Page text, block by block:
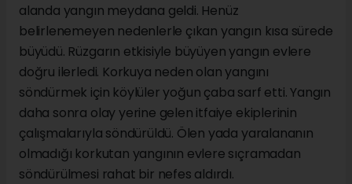
alanda yangın meydana geldi. Henüz
belirlenemeyen nedenlerle çıkan yangın kısa sürede
büyüdü. Rüzgarın etkisiyle büyüyen yangın evlere
doğru ilerledi. Korkuya neden olan yangını
söndürmek için köylüler yoğun çaba sarf etti. Yangın
daha sonra olay yerine gelen itfaiye ekiplerinin
çalışmalarıyla söndürüldü. Ölen yada yaralananın
olmadığı korkutan yangının evlere sıçramadan
söndürülmesi rahat bir nefes aldırdı.